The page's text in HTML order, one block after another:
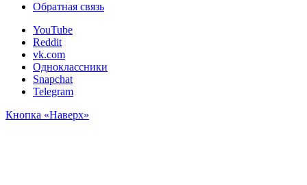
Обратная связь
YouTube
Reddit
vk.com
Одноклассники
Snapchat
Telegram
Кнопка «Наверх»